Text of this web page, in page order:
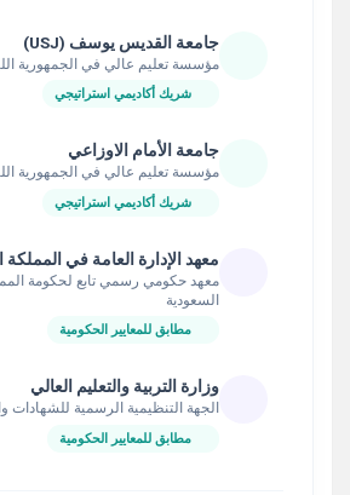
جامعة القديس يوسف (USJ)
مؤسسة تعليم عالي في الجمهورية
شريك أكاديمي استراتيجي
جامعة الأمام الاوزاعي
مؤسسة تعليم عالي في الجمهورية
شريك أكاديمي استراتيجي
معهد الإدارة العامة في المملكة
معهد حكومي رسمي تابع لحكومة
السعودية
مطابق للمعايير الحكومية
وزارة التربية والتعليم العالي
الجهة التنظيمية الرسمية للشهادات
مطابق للمعايير الحكومية